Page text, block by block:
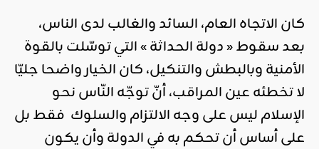
كان الاتجاه العام، السائد والغالب لدى الناس،
بعد سقوط « دولة الحداثة » التي توسّلت بالقوة
الأمنية وبالبطش والتنكيل، كان الخيار واضحا جليّا
لا تخطئه عين المراقب، أنّ توجّه النّاس نحو
الإسلام ليس على وجه الالتزام والسلوك فقط بل
على أساس أن تحكم به في الدولة وأن يكون